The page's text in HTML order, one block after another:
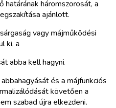
határának háromszorosát, a
ajánlott.
vagy májműködési
ki, a
abba kell hagyni.
és a májfunkciós
követően a
szabad újra elkezdeni.